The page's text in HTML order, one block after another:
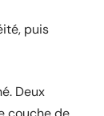
puis
Deux